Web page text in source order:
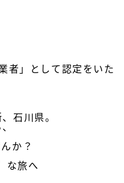
者」として認定をいた
石川県。
か？
な旅へ